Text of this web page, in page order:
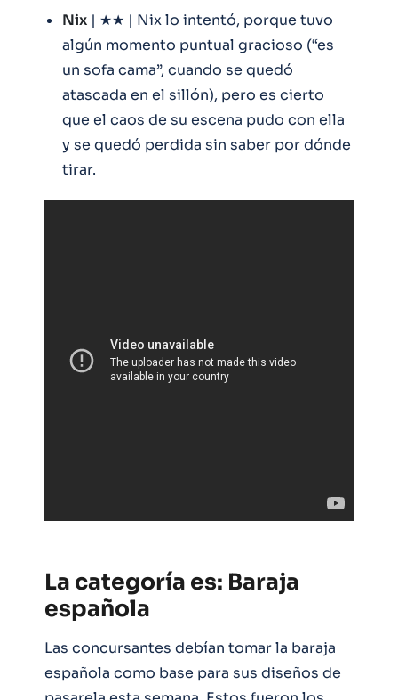
Nix | ★★ | Nix lo intentó, porque tuvo
algún momento puntual gracioso (“es
un sofa cama”, cuando se quedó
atascada en el sillón), pero es cierto
que el caos de su escena pudo con ella
y se quedó perdida sin saber por dónde
tirar.
La categoría es: Baraja
española
Las concursantes debían tomar la baraja
española como base para sus diseños de